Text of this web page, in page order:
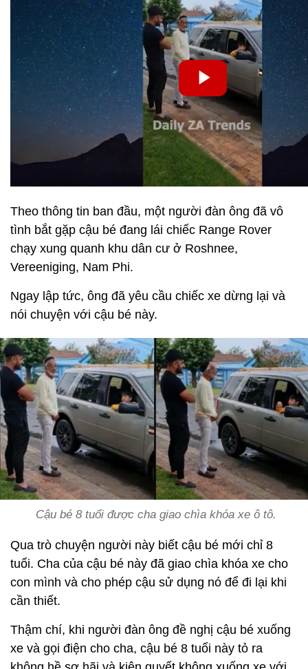
Theo thông tin ban đầu, một người đàn ông đã vô
tình bắt gặp cậu bé đang lái chiếc Range Rover
chạy xung quanh khu dân cư ở Roshnee,
Vereeniging, Nam Phi.
Ngay lập tức, ông đã yêu cầu chiếc xe dừng lại và
nói chuyện với cậu bé này.
Cậu bé 8 tuổi được cha giao chìa khóa xe ô tô.
Qua trò chuyện người này biết cậu bé mới chỉ 8
tuổi. Cha của cậu bé này đã giao chìa khóa xe cho
con mình và cho phép cậu sử dụng nó để đi lại khi
cần thiết.
Thậm chí, khi người đàn ông đề nghị cậu bé xuống
xe và gọi điện cho cha, cậu bé 8 tuổi này tỏ ra